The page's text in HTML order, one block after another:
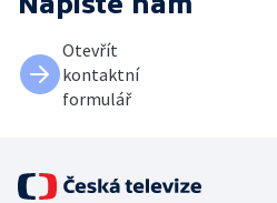
Otevřít
kontaktní
formulář